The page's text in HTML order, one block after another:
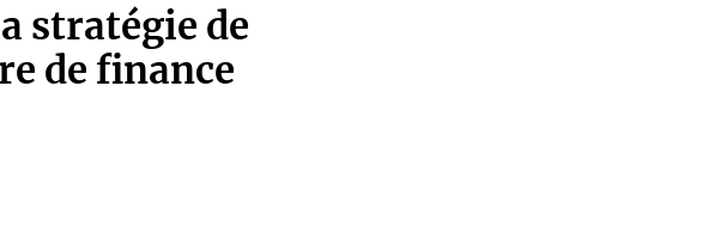
stratégie de
de finance